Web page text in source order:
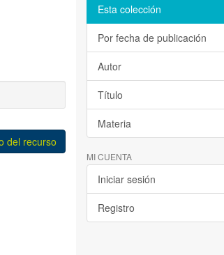
del recurso
Esta colección
Por fecha de publicación
Autor
Título
Materia
MI CUENTA
Iniciar sesión
Registro